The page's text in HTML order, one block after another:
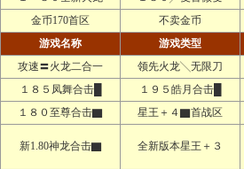
金币170首区
不卖金币
游戏名称
游戏类型
攻速〓火龙二合一
领先火龙╲无限刀
１８５凤舞合击█
１９５皓月合击█
１８０至尊合击▇
星王＋４▇首战区
新1.80神龙合击▇ 全新版本星王＋３